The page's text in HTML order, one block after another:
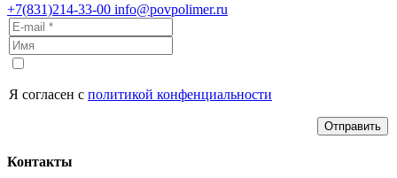
+7(831)214-33-00 info@povpolimer.ru
Я согласен с политикой конфенциальности
Отправить
Контакты